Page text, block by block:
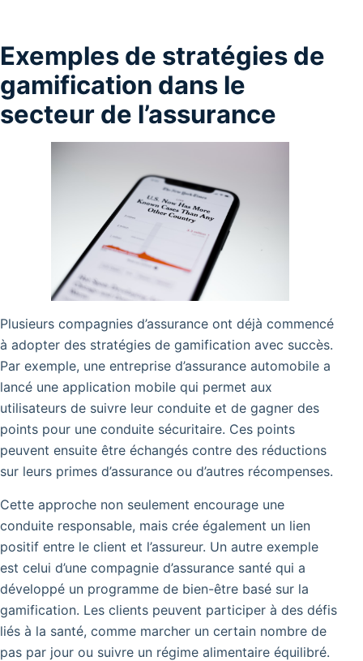
Exemples de stratégies de
gamification dans le
secteur de l’assurance
Plusieurs compagnies d’assurance ont déjà commencé
à adopter des stratégies de gamification avec succès.
Par exemple, une entreprise d’assurance automobile a
lancé une application mobile qui permet aux
utilisateurs de suivre leur conduite et de gagner des
points pour une conduite sécuritaire. Ces points
peuvent ensuite être échangés contre des réductions
sur leurs primes d’assurance ou d’autres récompenses.
Cette approche non seulement encourage une
conduite responsable, mais crée également un lien
positif entre le client et l’assureur. Un autre exemple
est celui d’une compagnie d’assurance santé qui a
développé un programme de bien-être basé sur la
gamification. Les clients peuvent participer à des défis
liés à la santé, comme marcher un certain nombre de
pas par jour ou suivre un régime alimentaire équilibré.